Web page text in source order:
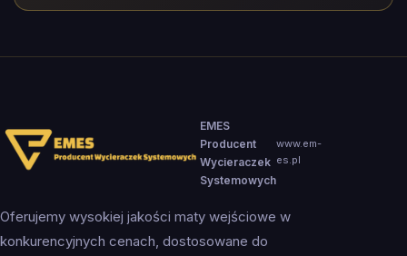
EMES
Producent
Wycieraczek
Systemowych
www.em-
es.pl
Oferujemy wysokiej jakości maty wejściowe w
konkurencyjnych cenach, dostosowane do